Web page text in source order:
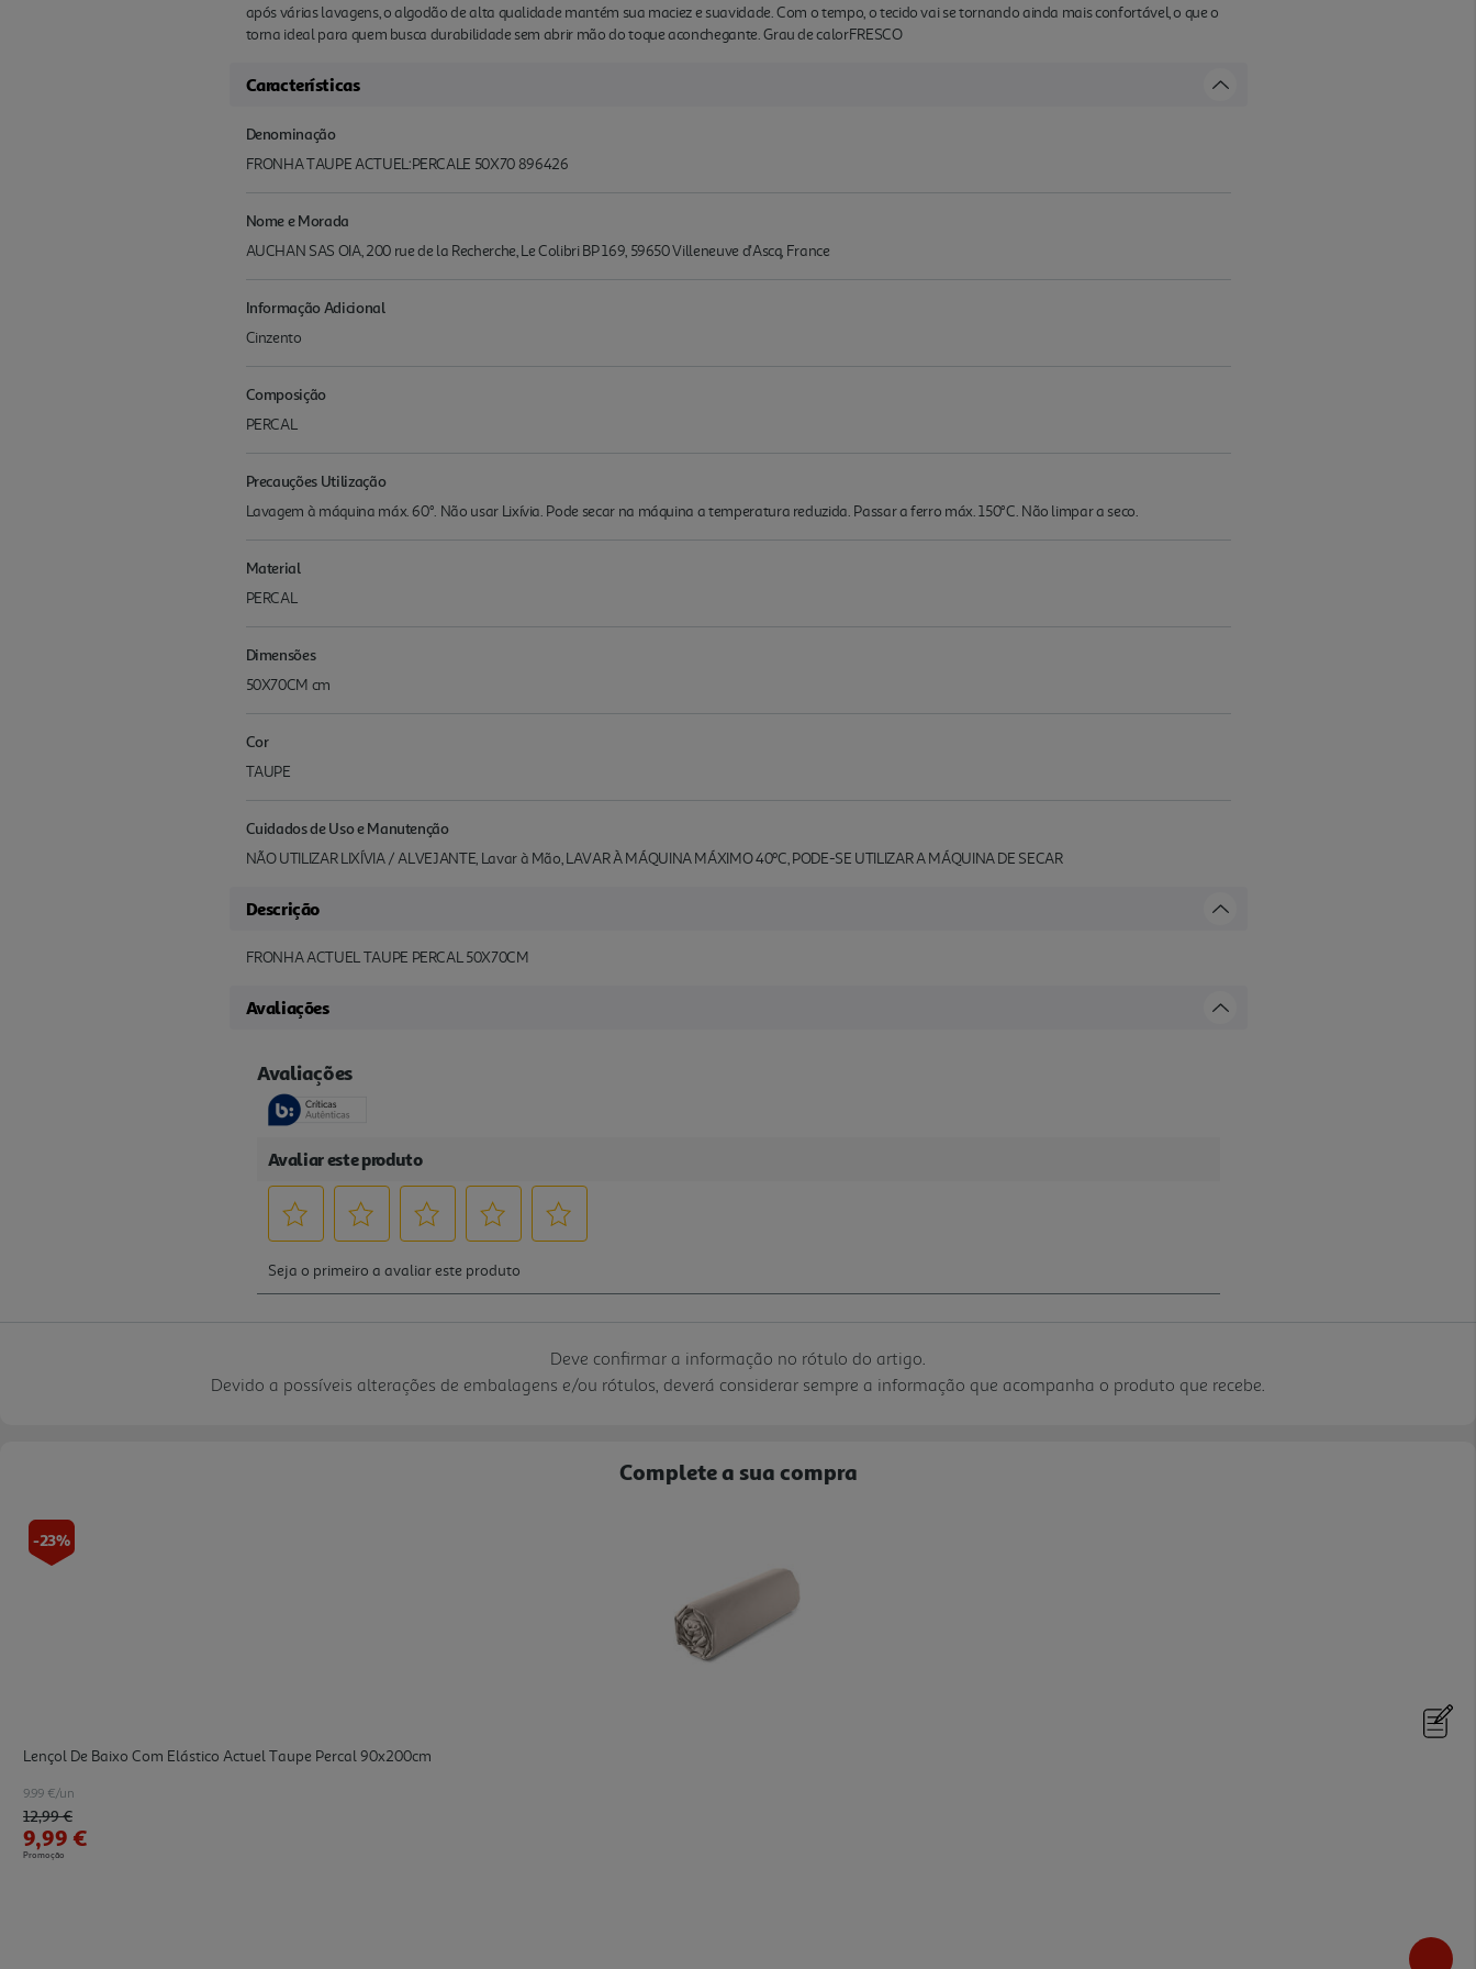
após várias lavagens, o algodão de alta qualidade mantém sua maciez e suavidade. Com o tempo, o tecido vai se tornando ainda mais confortável, o que o
torna ideal para quem busca durabilidade sem abrir mão do toque aconchegante. Grau de calorFRESCO
Características
Denominação
FRONHA TAUPE ACTUEL:PERCALE 50X70 896426
Nome e Morada
AUCHAN SAS OIA, 200 rue de la Recherche, Le Colibri BP 169, 59650 Villeneuve d'Ascq, France
Informação Adicional
Cinzento
Composição
PERCAL
Precauções Utilização
Lavagem à máquina máx. 60°. Não usar Lixívia. Pode secar na máquina a temperatura reduzida. Passar a ferro máx. 150°C. Não limpar a seco.
Material
PERCAL
Dimensões
50X70CM cm
Cor
TAUPE
Cuidados de Uso e Manutenção
NÃO UTILIZAR LIXÍVIA / ALVEJANTE, Lavar à Mão, LAVAR À MÁQUINA MÁXIMO 40ºC, PODE-SE UTILIZAR A MÁQUINA DE SECAR
Descrição
FRONHA ACTUEL TAUPE PERCAL 50X70CM
Avaliações
Deve confirmar a informação no rótulo do artigo.
Devido a possíveis alterações de embalagens e/ou rótulos, deverá considerar sempre a informação que acompanha o produto que recebe.
Complete a sua compra
-23%
Lençol De Baixo Com Elástico Actuel Taupe Percal 90x200cm
9.99 €/un
Price reduced from
12,99 €to
9,99 €
Promoção